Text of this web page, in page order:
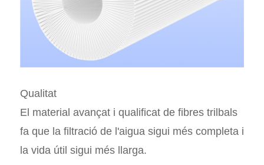
Qualitat
El material avançat i qualificat de fibres trilbals
fa que la filtració de l'aigua sigui més completa i
la vida útil sigui més llarga.